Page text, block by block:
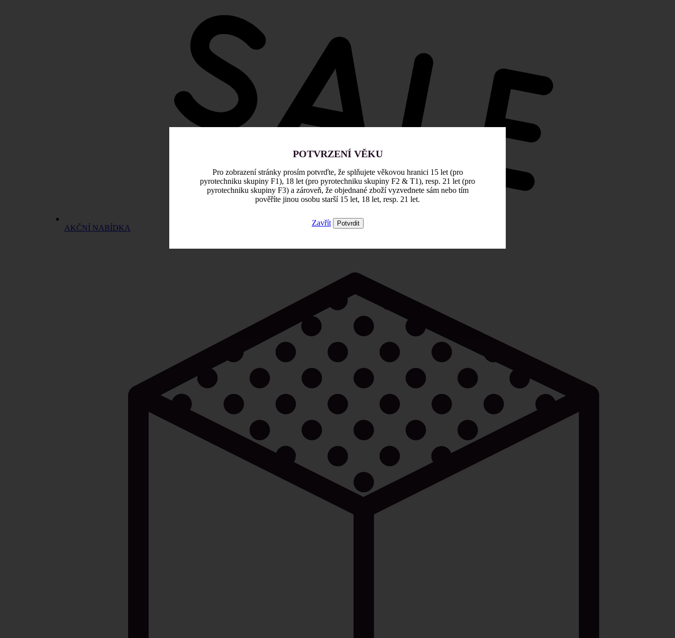
AKČNÍ NABÍDKA
POTVRZENÍ VĚKU
Pro zobrazení stránky prosím potvrďte, že splňujete věkovou hranici 15 let (pro
pyrotechniku skupiny F1), 18 let (pro pyrotechniku skupiny F2 & T1), resp. 21 let (pro
pyrotechniku skupiny F3) a zároveň, že objednané zboží vyzvednete sám nebo tím
pověříte jinou osobu starší 15 let, 18 let, resp. 21 let.
Zavřít Potvrdit